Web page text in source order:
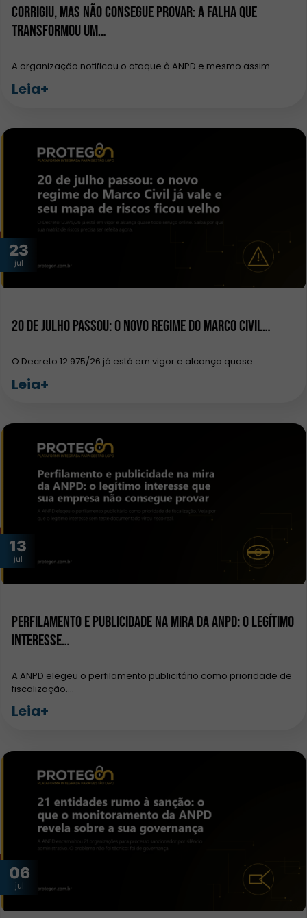
Corrigiu, mas não consegue provar: a falha que
transformou um…
A organização notificou o ataque à ANPD e mesmo assim…
Leia+
23
jul
20 de julho passou: o novo regime do Marco Civil…
O Decreto 12.975/26 já está em vigor e alcança quase…
Leia+
13
jul
Perfilamento e publicidade na mira da ANPD: o legítimo
interesse…
A ANPD elegeu o perfilamento publicitário como prioridade de
fiscalização.…
Leia+
06
jul